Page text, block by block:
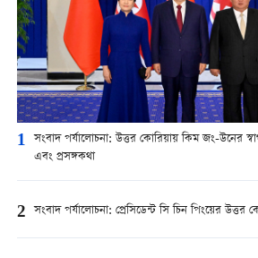
1 সংবাদ পর্যালোচনা: উত্তর কোরিয়ায় কিম জং-উনের
এবং প্রসঙ্গকথা
2 সংবাদ পর্যালোচনা: প্রেসিডেন্ট সি চিন পিংয়ের উত্তর